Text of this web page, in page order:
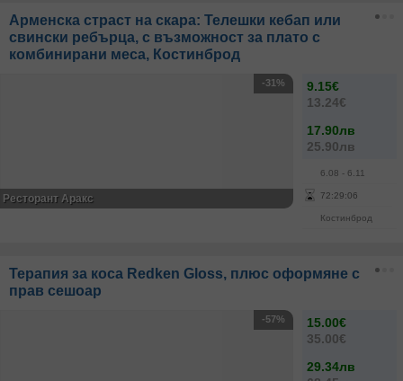
Арменска страст на скара: Телешки кебап или
свински ребърца, с възможност за плато с
комбинирани меса, Костинброд
9.15€
13.24€
17.90лв
25.90лв
6.08 - 6.11
72:29:05
Костинброд
-31%
Ресторант Аракс
Терапия за коса Redken Gloss, плюс оформяне с
прав сешоар
15.00€
35.00€
29.34лв
-57%